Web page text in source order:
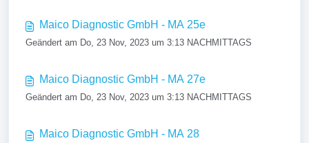
Maico Diagnostic GmbH - MA 25e
Geändert am Do, 23 Nov, 2023 um 3:13 NACHMITTAGS
Maico Diagnostic GmbH - MA 27e
Geändert am Do, 23 Nov, 2023 um 3:13 NACHMITTAGS
Maico Diagnostic GmbH - MA 28